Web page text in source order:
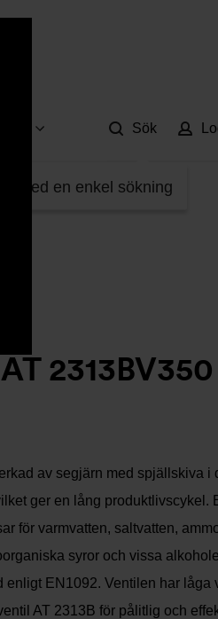
med en enkel sökning
Sök
Vridspjäll AT 2313BV350
2313BV350
av segjärn med spjällskiva i
ger en lång produktlivscykel.
för varmvatten, saltvatten,
syror och vissa
enligt EN1092. Ventilen har låga
AT 2313B för pålitlig och